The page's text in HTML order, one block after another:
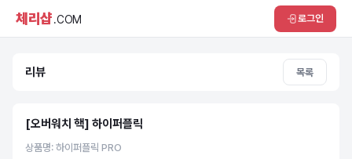
체리샵.COM 로그인
리뷰 목록
[오버워치 핵] 하이퍼플릭
상품명: 하이퍼플릭 PRO